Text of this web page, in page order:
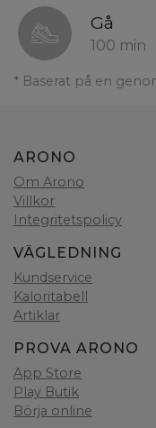
Gå
100 min
* Baserat på en
ARONO
Om Arono
Villkor
Integritetspolicy
VÄGLEDNING
Kundservice
Kaloritabell
Artiklar
PROVA ARONO
App Store
Play Butik
Börja online